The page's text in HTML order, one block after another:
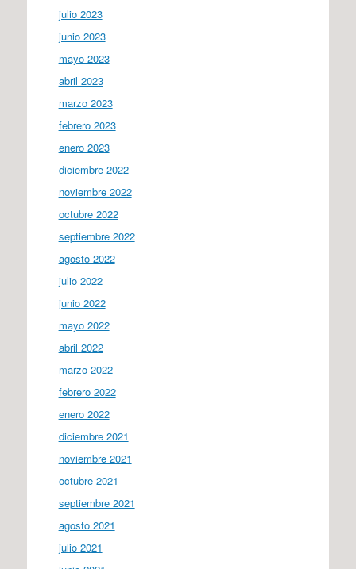
julio 2023
junio 2023
mayo 2023
abril 2023
marzo 2023
febrero 2023
enero 2023
diciembre 2022
noviembre 2022
octubre 2022
septiembre 2022
agosto 2022
julio 2022
junio 2022
mayo 2022
abril 2022
marzo 2022
febrero 2022
enero 2022
diciembre 2021
noviembre 2021
octubre 2021
septiembre 2021
agosto 2021
julio 2021